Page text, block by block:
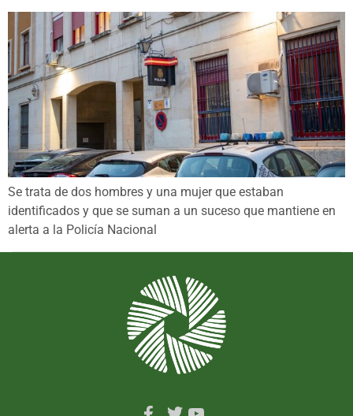
Se trata de dos hombres y una mujer que estaban
identificados y que se suman a un suceso que mantiene en
alerta a la Policía Nacional